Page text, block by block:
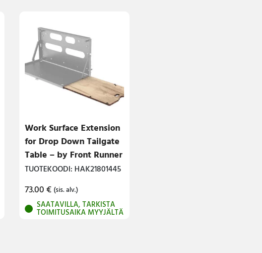
Work Surface Extension
for Drop Down Tailgate
Table – by Front Runner
TUOTEKOODI: HAK21801445
73.00€ (sis. alv.)
SAATAVILLA, TARKISTA
TOIMITUSAIKA MYYJÄLTÄ